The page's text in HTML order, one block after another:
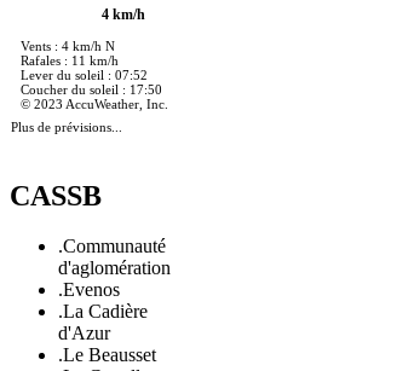
4 km/h
Vents : 4 km/h N
Rafales : 11 km/h
Lever du soleil : 07:52
Coucher du soleil : 17:50
© 2023 AccuWeather, Inc.
Plus de prévisions...
CASSB
.Communauté
d'aglomération
.Evenos
.La Cadière
d'Azur
.Le Beausset